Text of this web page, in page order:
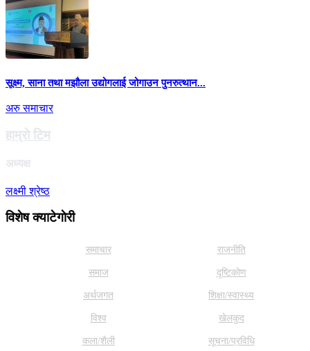
सूक्ष्म, साना तथा मझौला उद्योगलाई जोगाउन पुनरुत्थान...
अरु समाचार
हाम्राे टिम
अध्यक्ष
लक्ष्मी श्रेष्ठ
विशेष क्याटेगाेरी
समाचार राजनीति
समाज दृष्टिकोण
अर्थजगत शिक्षा/स्वास्थ्य
विश्व खेलकुद
कला/शैली सूचना/प्रविधि